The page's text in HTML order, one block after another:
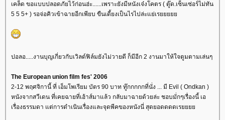
เคล็ด ขอแบบปลอดภัยไว้ก่อนฮ่ะ......เพราะยังมีหนังเจ๋งโคตร ( ตู๊ด.เซ็นเซ่อร์ไม่ทัน
5 5 5+ ) รอจ่อคิวเข้าฉายอีกเพียบ ขืนเดี้ยงเป็นไรไปล่ะแย่เร
ปอลอ.....งานบุญเกี่ยวกับเวิลด์ฟิล์มยังไม่วายดี ก็มีอีก 2 งานมาให้ใจตูมตามเล่นๆ
The European union film fes' 2006
2-12 พฤศจิกานี้ ที่ เอ็มโพเรียม บัตร 90 บาท ทู๊กกกกกที่นั่ง ... มี Evil ( Ondkan )
หนังจากสวีเดน ที่เคยฉายที่เฮ้าส์มาแล้ว กลับมาฉายด้วยล่ะ ชอบมั่กๆเรื่องนี้ เอ
เรื่องธรรมดา แต่การดำเนินเรื่องและจุดพีคของหนังนี่ สุดยอดดดดเร